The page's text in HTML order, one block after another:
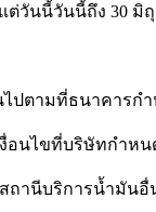
ต่วันนี้วันนี้ถึง 30 มิถุ
ไปตามที่ธนาคารก
งื่อนไขที่บริษัทกำหน
านีบริการน้ำมัน